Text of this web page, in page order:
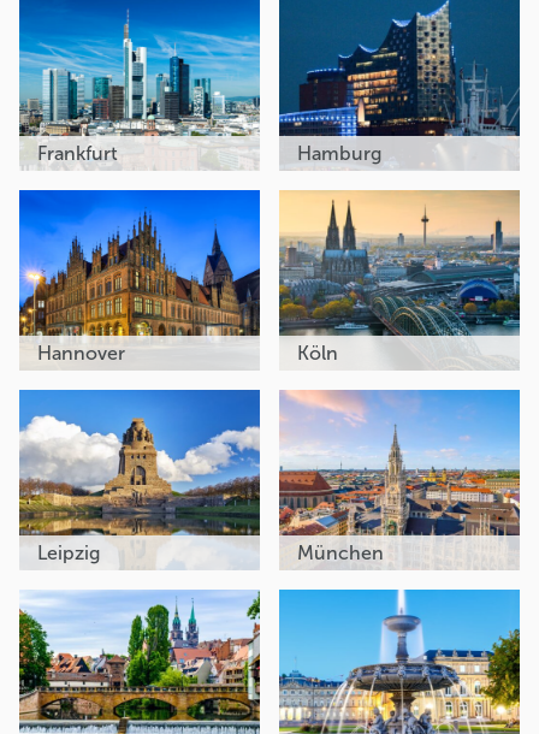
Frankfurt Hamburg
Hannover Köln
Leipzig München